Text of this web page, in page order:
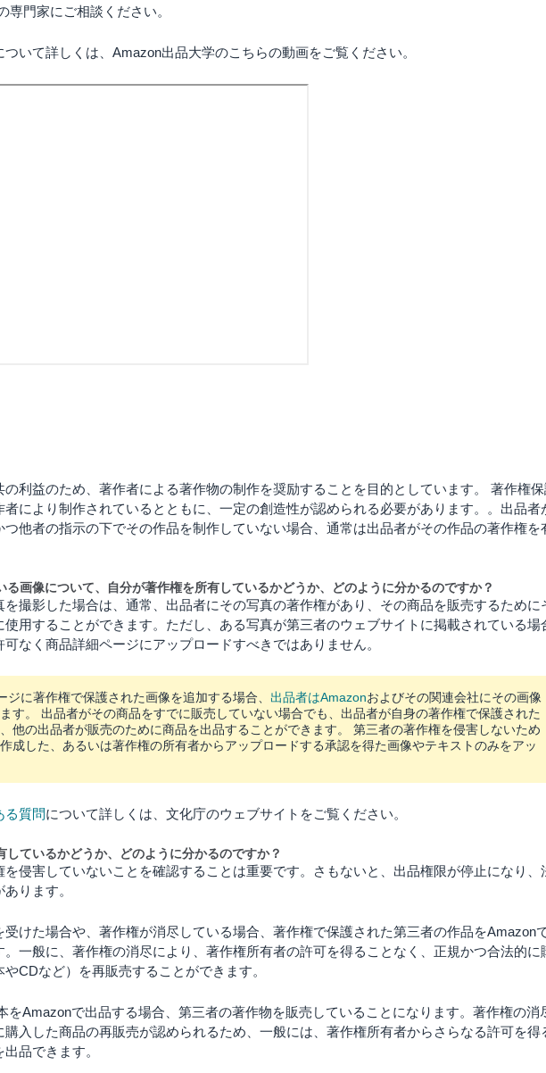
門家にご相談ください。
いて詳しくは、Amazon出品大学のこちらの動画をご覧ください。
利益のため、著作者による著作物の制作を奨励することを目的としています。
著作権
により制作されているとともに、一定の創造性が認められる必要があります。。 出品者
他者の指示の下でその作品を制作していない場合、通常は出品者がその作品の著作権を
る画像について、自分が著作権を所有しているかどうか、どのように分かるのですか？
撮影した場合は、通常、出品者にその写真の著作権があり、その商品を販売するために
用することができます。ただし、ある写真が第三者のウェブサイトに掲載されている場
なく商品詳細ページにアップロードすべきではありません。
ジに著作権で保護された画像を追加する場合、 出品者はAmazonおよびその関連会社にその画像
す。
出品者がその商品をすでに販売していない場合でも、出品者が自身の著作権で保護された
他の出品者が販売のために商品を出品することができます。 第三者の著作権を侵害しないため
成した、あるいは著作権の所有者からアップロードする承認を得た画像やテキストのみをアッ
る質問について詳しくは、文化庁のウェブサイトをご覧ください。
しているかどうか、どのように分かるのですか？
侵害していないことを確認することは重要です。さもないと、出品権限が停止になり、
ります。
けた場合や、著作権が消尽している場合、著作権で保護された第三者の作品をAmazon
一般に、著作権の消尽により、著作権所有者の許可を得ることなく、正規かつ合法的に
CDなど）を再販売することができます。
をAmazonで出品する場合、第三者の著作物を販売していることになります。著作権の消
入した商品の再販売が認められるため、一般には、著作権所有者からさらなる許可を得
品できます。